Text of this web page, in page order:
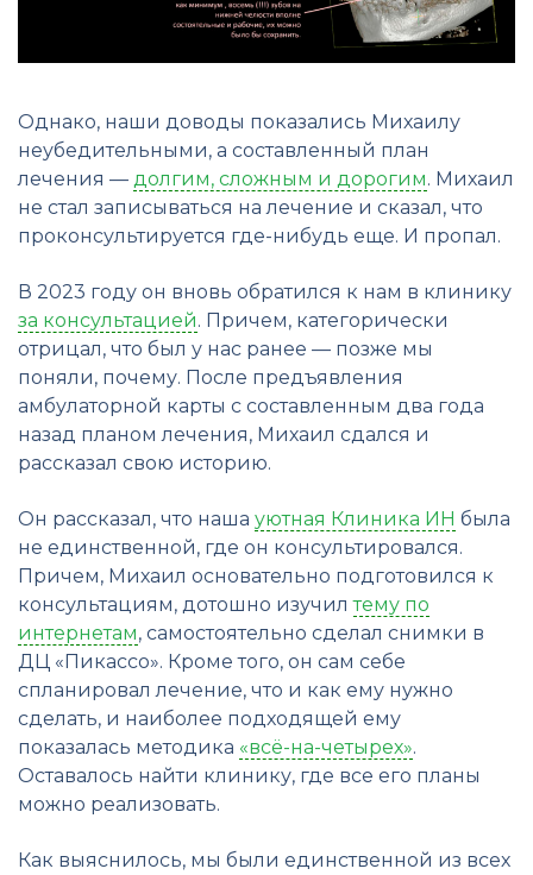
Однако, наши доводы показались Михаилу
неубедительными, а составленный план
лечения — долгим, сложным и дорогим. Михаил
не стал записываться на лечение и сказал, что
проконсультируется где-нибудь еще. И пропал.
В 2023 году он вновь обратился к нам в клинику
за консультацией. Причем, категорически
отрицал, что был у нас ранее — позже мы
поняли, почему. После предъявления
амбулаторной карты с составленным два года
назад планом лечения, Михаил сдался и
рассказал свою историю.
Он рассказал, что наша уютная Клиника ИН была
не единственной, где он консультировался.
Причем, Михаил основательно подготовился к
консультациям, дотошно изучилтему по
интернетам, самостоятельно сделал снимки в
ДЦ «Пикассо». Кроме того, он сам себе
спланировал лечение, что и как ему нужно
сделать, и наиболее подходящей ему
показалась методика «всё-на-четырех».
Оставалось найти клинику, где все его планы
можно реализовать.
Как выяснилось, мы были единственной из всех